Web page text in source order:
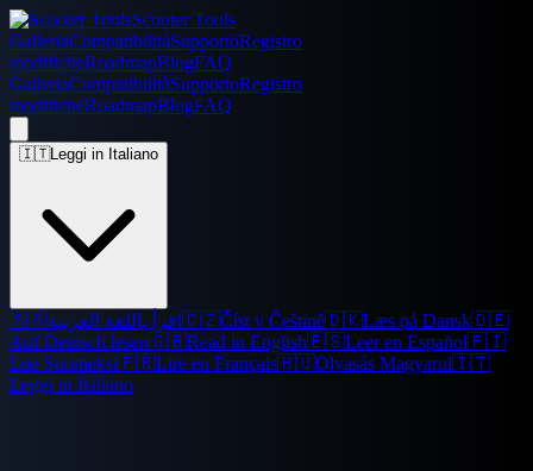
Scooter Tools
GalleriaCompatibilitàSupportoRegistro
modificheRoadmapBlogFAQ
GalleriaCompatibilitàSupportoRegistro
modificheRoadmapBlogFAQ
🇮🇹Leggi in Italiano
🇸🇦اقرأ باللغة العربية 🇨🇿Číst v Češtině🇩🇰Læs på Dansk🇩🇪
Auf Deutsch lesen🇬🇧Read in English🇪🇸Leer en Español🇫🇮
Lue Suomeksi🇫🇷Lire en Français🇭🇺Olvasás Magyarul🇮🇹
Leggi in Italiano